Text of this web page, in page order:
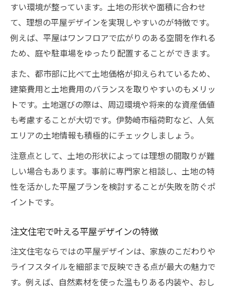
すい環境が整っています。土地の形状や面積に合わせ
て、理想の平屋デザインを実現しやすいのが特徴です。
例えば、平屋はワンフロアで広がりのある空間を作れる
ため、庭や駐車場をゆったり配置することができます。
また、都市部に比べて土地価格が抑えられているため、
建築費用と土地費用のバランスを取りやすいのもメリッ
トです。土地選びの際は、周辺環境や将来的な資産価値
も考慮することが大切です。伊勢崎市稲荷町など、人気
エリアの土地情報も積極的にチェックしましょう。
注意点として、土地の形状によっては理想の間取りが難
しい場合もあります。事前に専門家と相談し、土地の特
性を活かした平屋プランを検討することが失敗を防ぐポ
イントです。
注文住宅で叶える平屋デザインの特徴
注文住宅ならではの平屋デザインは、家族のこだわりや
ライフスタイルを細部まで反映できる点が最大の魅力で
す。例えば、自然素材を使った温もりある内装や、おし